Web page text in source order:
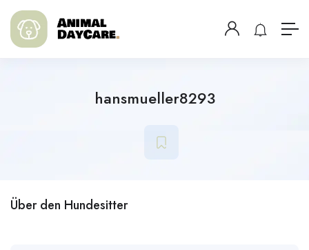
hansmueller8293
Über den Hundesitter